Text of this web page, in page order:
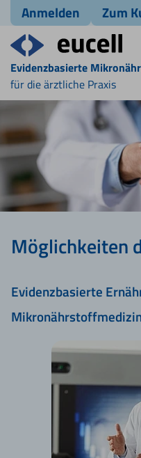
Anmelden Zum
Evidenzbasierte
für die ärztliche Praxis
Möglichkeiten
Evidenzbasierte